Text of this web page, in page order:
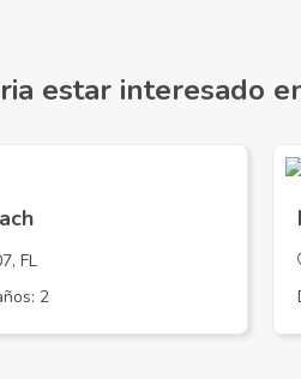
estar interesado
FL
2